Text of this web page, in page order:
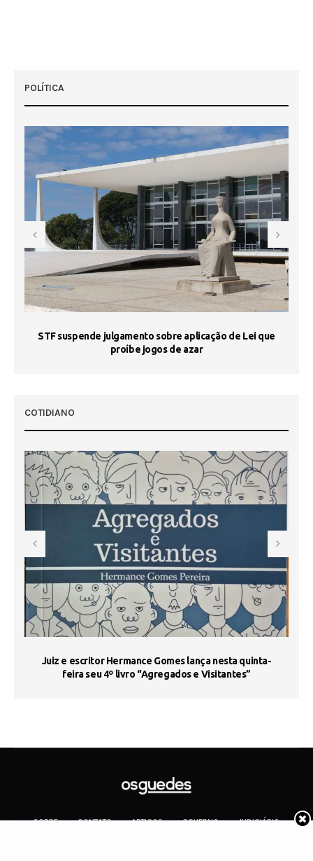
POLÍTICA
STF suspende julgamento sobre aplicação de Lei que
proíbe jogos de azar
COTIDIANO
Juiz e escritor Hermance Gomes lança nesta quinta-
feira seu 4º livro “Agregados e Visitantes”
SOBRE CONTATO ARTIGOS GOVERNO
JUDICIÁRIO